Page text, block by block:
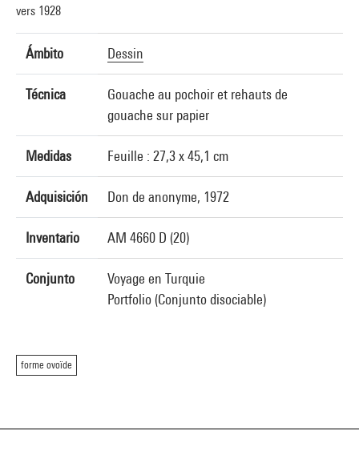
vers 1928
Ámbito Dessin
Técnica
Gouache au pochoir et rehauts de
gouache sur papier
Medidas Feuille : 27,3 x 45,1 cm
Adquisición Don de anonyme, 1972
Inventario AM 4660 D (20)
Conjunto
Voyage en Turquie
Portfolio (Conjunto disociable)
forme ovoïde